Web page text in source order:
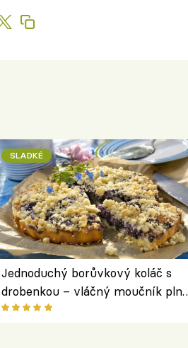
SLADKÉ
Jednoduchý borůvkový koláč s
drobenkou – vláčný moučník plný
ovoce